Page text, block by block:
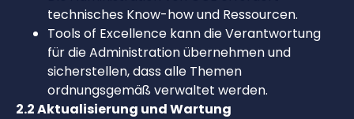
technisches Know-how und Ressourcen.
Tools of Excellence kann die Verantwortung
für die Administration übernehmen und
sicherstellen, dass alle Themen
ordnungsgemäß verwaltet werden.
2.2 Aktualisierung und Wartung